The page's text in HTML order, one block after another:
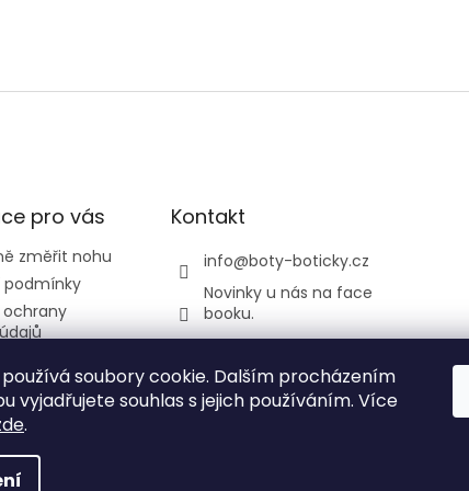
soubory cookie. Dalším procházením
vyjadřujete souhlas s jejich používáním. Více
.
pro vás
změřit nohu
a Žirafa
Kontakt
info@boty-boticky.cz
Novinky u nás na face
booku.
listickatedi